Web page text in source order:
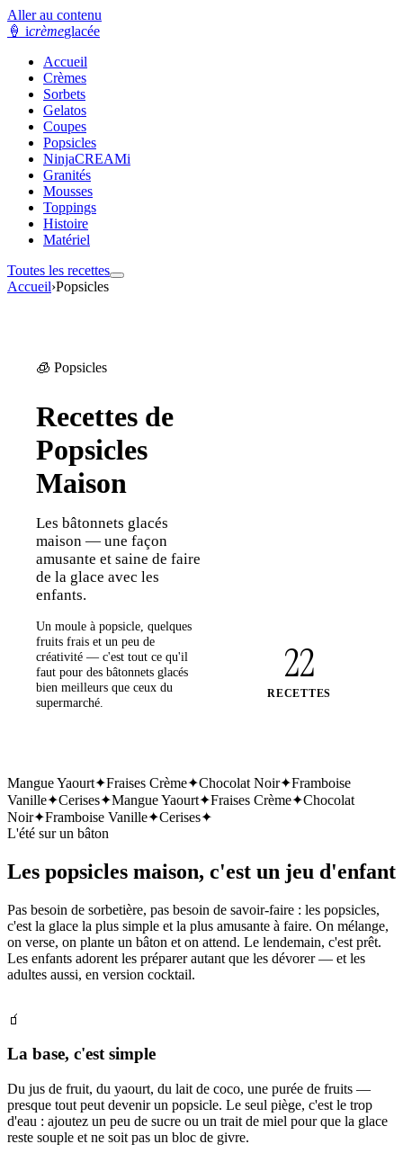
Aller au contenu
🍦 icrèmeglacée
Accueil
Crèmes
Sorbets
Gelatos
Coupes
Popsicles
NinjaCREAMi
Granités
Mousses
Toppings
Histoire
Matériel
Toutes les recettes
Accueil›Popsicles
🧊 Popsicles
Recettes de
Popsicles
Maison
Les bâtonnets glacés
maison — une façon
amusante et saine de faire
de la glace avec les
enfants.
Un moule à popsicle, quelques
fruits frais et un peu de
créativité — c'est tout ce qu'il
faut pour des bâtonnets glacés
bien meilleurs que ceux du
supermarché.
22
RECETTES
Mangue Yaourt✦Fraises Crème✦Chocolat Noir✦Framboise
Vanille✦Cerises✦Mangue Yaourt✦Fraises Crème✦Chocolat
Noir✦Framboise Vanille✦Cerises✦
L'été sur un bâton
Les popsicles maison, c'est un jeu d'enfant
Pas besoin de sorbetière, pas besoin de savoir-faire : les popsicles,
c'est la glace la plus simple et la plus amusante à faire. On mélange,
on verse, on plante un bâton et on attend. Le lendemain, c'est prêt.
Les enfants adorent les préparer autant que les dévorer — et les
adultes aussi, en version cocktail.
🧃
La base, c'est simple
Du jus de fruit, du yaourt, du lait de coco, une purée de fruits —
presque tout peut devenir un popsicle. Le seul piège, c'est le trop
d'eau : ajoutez un peu de sucre ou un trait de miel pour que la glace
reste souple et ne soit pas un bloc de givre.